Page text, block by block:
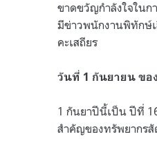
ขาดขวัญกำลังใจในก
มีข่าวพนักงานพิทักษ์
คะเสถียร
วันที่ 1 กันยายน ขอ
1 กันยาปีนี้เป็น ปีที่
สำคัญของทรัพยากรสั